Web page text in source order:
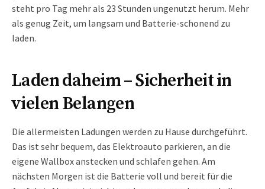
steht pro Tag mehr als 23 Stunden ungenutzt herum. Mehr
als genug Zeit, um langsam und Batterie-schonend zu
laden.
Laden daheim – Sicherheit in
vielen Belangen
Die allermeisten Ladungen werden zu Hause durchgeführt.
Das ist sehr bequem, das Elektroauto parkieren, an die
eigene Wallbox anstecken und schlafen gehen. Am
nächsten Morgen ist die Batterie voll und bereit für die